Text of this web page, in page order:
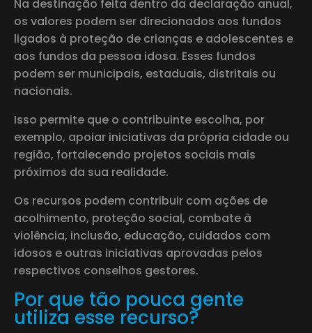
Na destinação feita dentro da declaração anual,
os valores podem ser direcionados aos fundos
ligados à proteção de crianças e adolescentes e
aos fundos da pessoa idosa. Esses fundos
podem ser municipais, estaduais, distritais ou
nacionais.
Isso permite que o contribuinte escolha, por
exemplo, apoiar iniciativas da própria cidade ou
região, fortalecendo projetos sociais mais
próximos da sua realidade.
Os recursos podem contribuir com ações de
acolhimento, proteção social, combate à
violência, inclusão, educação, cuidados com
idosos e outras iniciativas aprovadas pelos
respectivos conselhos gestores.
Por que tão pouca gente
utiliza esse recurso?